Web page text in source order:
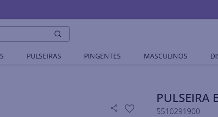
PULSEIRAS PINGENTES MASCULINOS
PULSEIRA
5510291900